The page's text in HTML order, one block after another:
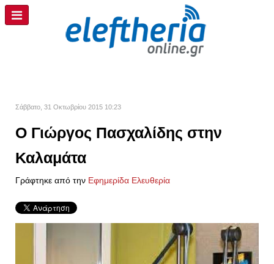
Σάββατο, 31 Οκτωβρίου 2015 10:23
Ο Γιώργος Πασχαλίδης στην
Καλαμάτα
Γράφτηκε από την Εφημερίδα Ελευθερία